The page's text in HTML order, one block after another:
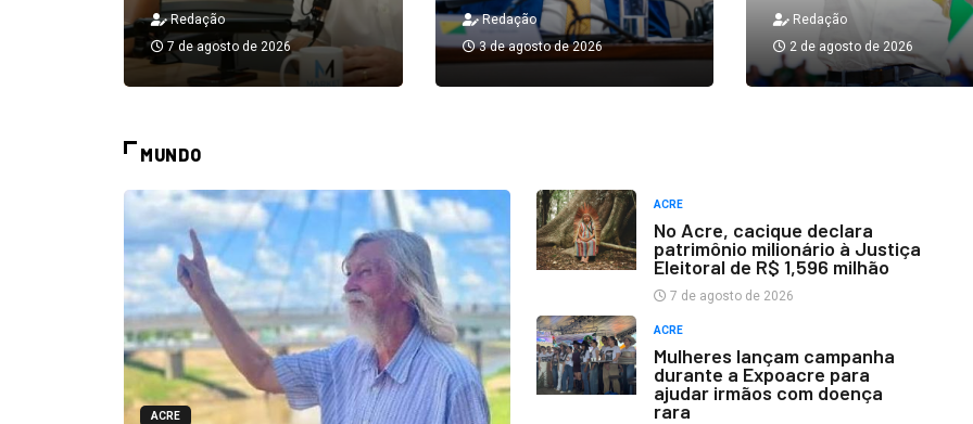
Redação
7 de agosto de 2026
Redação
3 de agosto de 2026
Redação
2 de agosto de 2026
MUNDO
ACRE
ACRE
No Acre, cacique declara
patrimônio milionário à Justiça
Eleitoral de R$ 1,596 milhão
7 de agosto de 2026
ACRE
Mulheres lançam campanha
durante a Expoacre para
ajudar irmãos com doença
rara